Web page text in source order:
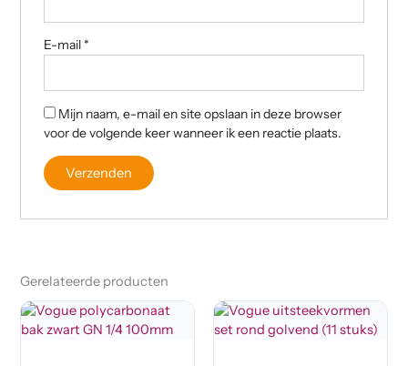
E-mail *
Mijn naam, e-mail en site opslaan in deze browser
voor de volgende keer wanneer ik een reactie plaats.
Gerelateerde producten